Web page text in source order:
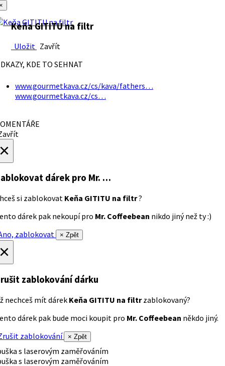
Keňa GITITU na filtr
Uložit Zavřít
KDE TO SEHNAT
www.gourmetkava.cz/cs/kava/fathers…
www.gourmetkava.cz/cs…
dárek pro Mr. …
si zablokovat Keňa GITITU na filtr?
dárek pak nekoupí pro Mr. Coffeebean nikdo jiný než ty :)
zablokovat
× Zpět
zablokování dárku
nechceš mít dárek Keňa GITITU na filtrzablokovaný?
dárek pak bude moci koupit pro Mr. Coffeebean někdo jiný.
zablokování
× Zpět